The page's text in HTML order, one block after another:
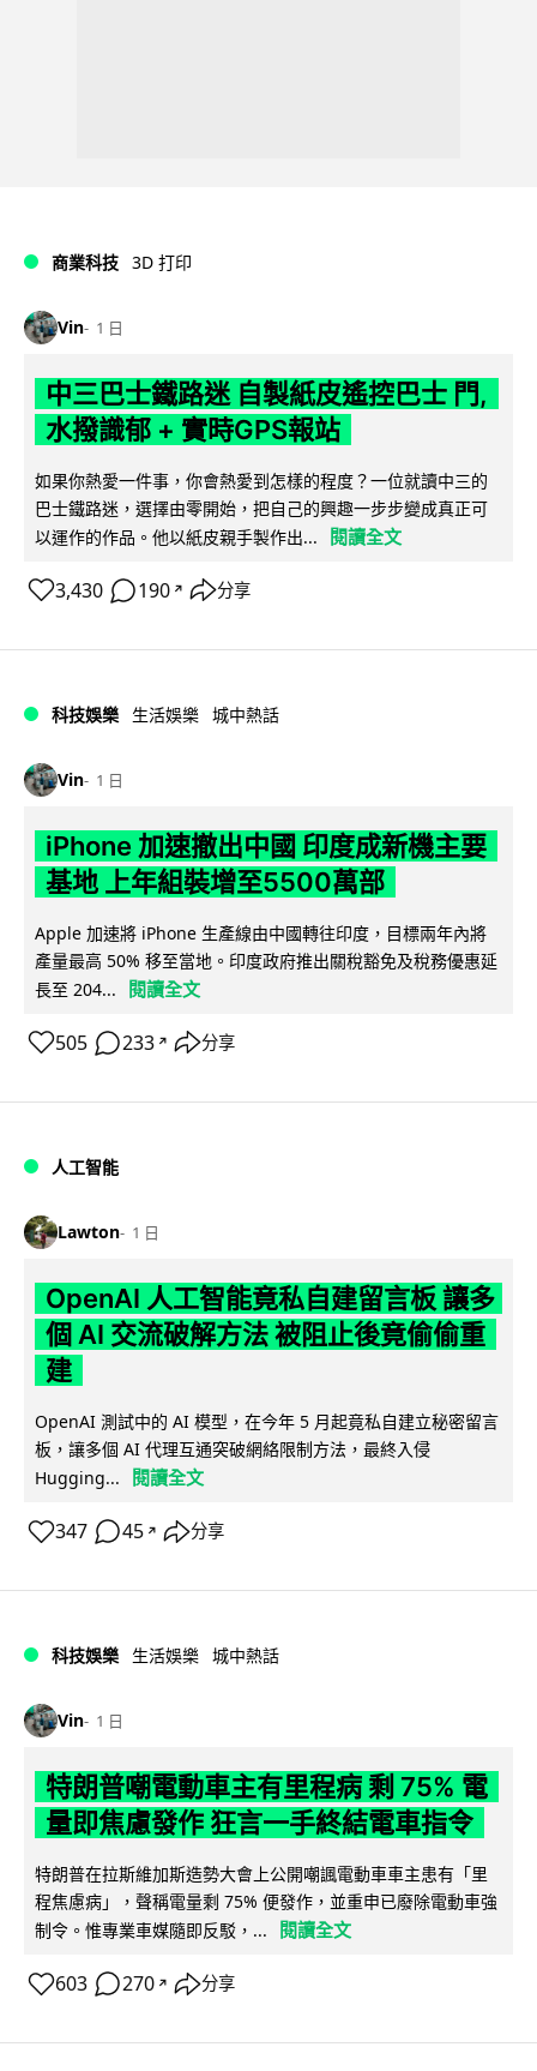
商業科技 3D 打印
Vin 1 日
中三巴士鐵路迷 自製紙皮遙控巴士 門,
水撥識郁 + 實時GPS報站
如果你熱愛一件事，你會熱愛到怎樣的程度？一位就讀中三的
巴士鐵路迷，選擇由零開始，把自己的興趣一步步變成真正可
以運作的作品。他以紙皮親手製作出...
閱讀全文
3,430 190 ↗ 分享
科技娛樂 生活娛樂 城中熱話
Vin 1 日
iPhone 加速撤出中國 印度成新機主要
基地 上年組裝增至5500萬部
Apple 加速將 iPhone 生產線由中國轉往印度，目標兩年內將
產量最高 50% 移至當地。印度政府推出關稅豁免及稅務優惠延
長至 204...
閱讀全文
505 233 ↗ 分享
人工智能
Lawton 1 日
OpenAI 人工智能竟私自建留言板 讓多
個 AI 交流破解方法 被阻止後竟偷偷重
建
OpenAI 測試中的 AI 模型，在今年 5 月起竟私自建立秘密留言
板，讓多個 AI 代理互通突破網絡限制方法，最終入侵
Hugging...
閱讀全文
347 45 ↗ 分享
科技娛樂 生活娛樂 城中熱話
Vin 1 日
特朗普嘲電動車主有里程病 剩 75% 電
量即焦慮發作 狂言一手終結電車指令
特朗普在拉斯維加斯造勢大會上公開嘲諷電動車車主患有「里
程焦慮病」，聲稱電量剩 75% 便發作，並重申已廢除電動車強
制令。惟專業車媒隨即反駁，...
閱讀全文
603 270 ↗ 分享